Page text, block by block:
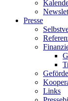
Presse
Links